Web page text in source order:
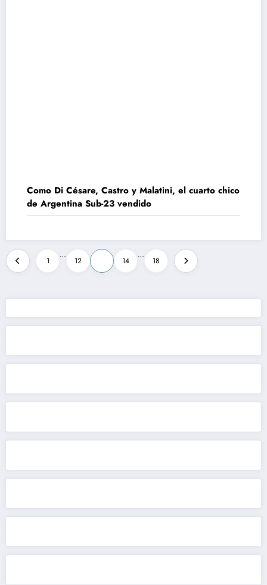
Como Di Césare, Castro y Malatini, el cuarto chico
de Argentina Sub-23 vendido
Paginación
de
entradas
1
…
12 14
…
18